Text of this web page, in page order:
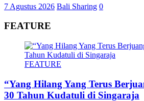
7 Agustus 2026 Bali Sharing 0
FEATURE
FEATURE
“Yang Hilang Yang Terus
30 Tahun Kudatuli di Singaraja